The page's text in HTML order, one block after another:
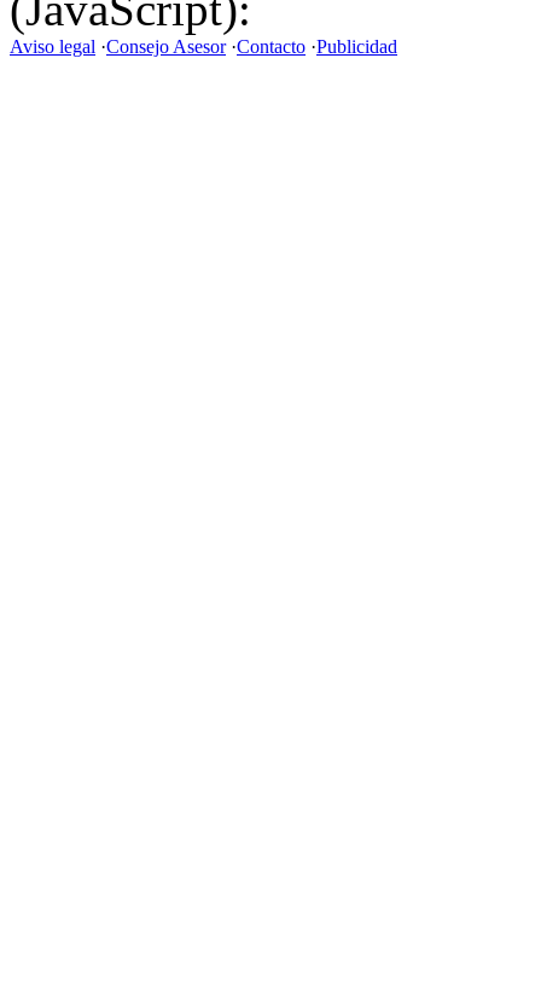
Aviso legal ·Consejo Asesor·Contacto ·Publicidad